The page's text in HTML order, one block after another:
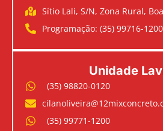
Sítio Lali, S/N, Zona Rural,
Programação: (35) 99716-1200
Unidade
(35) 98820-0120
(35) 99771-1200